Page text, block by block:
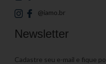
@iamo.br
Newsletter
Cadastre seu e-mail e fique